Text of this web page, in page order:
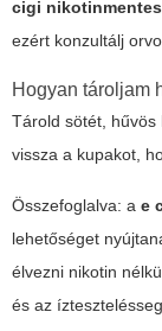
cigi nikotinmentes
ezért konzultálj
Hogyan tároljam
Tárold sötét, hűvös
vissza a kupakot,
Összefoglalva: a e
lehetőséget
élvezni nikotin
és az